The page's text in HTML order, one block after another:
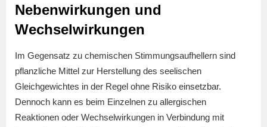
Nebenwirkungen und
Wechselwirkungen
Im Gegensatz zu chemischen Stimmungsaufhellern sind
pflanzliche Mittel zur Herstellung des seelischen
Gleichgewichtes in der Regel ohne Risiko einsetzbar.
Dennoch kann es beim Einzelnen zu allergischen
Reaktionen oder Wechselwirkungen in Verbindung mit